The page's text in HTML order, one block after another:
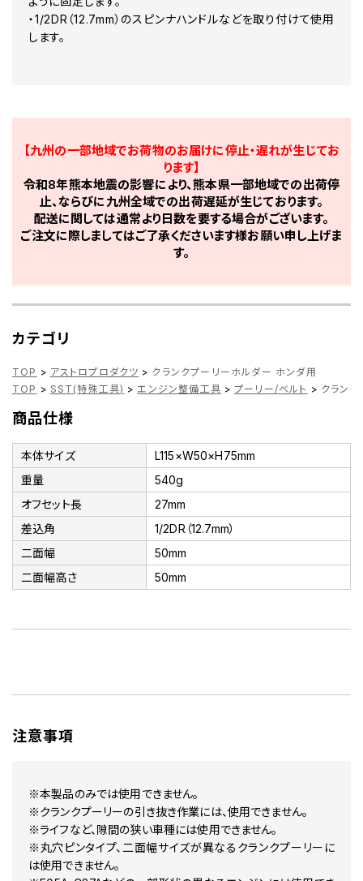
・1/2DR（12.7mm）のスピンナハンドルなどを取り付けて使用
します。
【九州の一部地域でお荷物のお届けに停止・遅れが生じてお
ります】
令和8年熊本地震の影響により、熊本県一部地域での出荷停
止、ならびに九州全域での出荷遅延が生じております。
配送に関しては通常より日数を要する場合がございます。
ご注文に際しましてはご了承くださいます様お願い申し上げま
す。
カテゴリ
TOP > アストロプロダクツ > クランクプーリーホルダー ホンダ用
TOP > SST(特殊工具) > エンジン整備工具 > プーリー/ベルト > クラン
商品仕様
本体サイズ
L115×W50×H75mm
重量
540g
オフセット長
27mm
差込角
1/2DR（12.7mm）
二面幅
50mm
二面幅高さ
50mm
注意事項
※本製品のみでは使用できません。
※クランクプーリーの引き抜き作業には、使用できません。
※ライフなど、隙間の狭い車種には使用できません。
※丸穴ピンタイプ、二面幅サイズが異なるクランクプーリーに
は使用できません。